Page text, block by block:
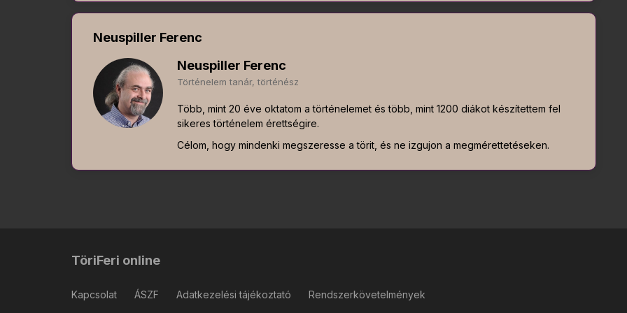
Neuspiller Ferenc
Neuspiller Ferenc
Történelem tanár, történész
Több, mint 20 éve oktatom a történelemet és több, mint 1200 diákot készítettem fel
sikeres történelem érettségire.
Célom, hogy mindenki megszeresse a törit, és ne izgujon a megmérettetéseken.
TöriFeri online
Kapcsolat ÁSZF Adatkezelési tájékoztató Rendszerkövetelmények